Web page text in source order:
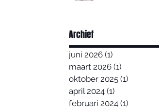
Archief
juni 2026 (1)
maart 2026 (1)
oktober 2025 (1)
april 2024 (1)
februari 2024 (1)